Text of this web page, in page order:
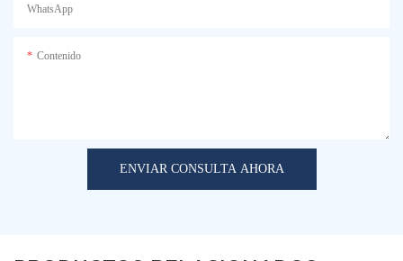
WhatsApp
Contenido
ENVIAR CONSULTA AHORA